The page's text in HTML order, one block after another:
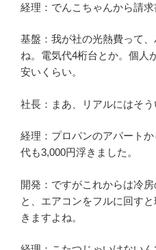
経理：でんこちゃんから請求
基盤：我が社の光熱費って
ね。電気代4桁台とか。個人
安いくらい。
社長：まあ、リアルにはそう
経理：プロパンのアパート
代も3,000円浮きました。
開発：ですがこれからは冷
と、エアコンをフルに回す
きますよね。